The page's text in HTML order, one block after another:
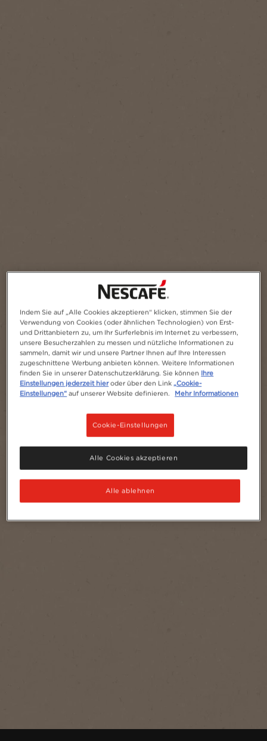
Indem Sie auf „Alle Cookies akzeptieren“ klicken, stimmen Sie der
Verwendung von Cookies (oder ähnlichen Technologien) von Erst-
und Drittanbietern zu, um Ihr Surferlebnis im Internet zu verbessern,
unsere Besucherzahlen zu messen und nützliche Informationen zu
sammeln, damit wir und unsere Partner Ihnen auf Ihre Interessen
zugeschnittene Werbung anbieten können. Weitere Informationen
finden Sie in unserer Datenschutzerklärung. Sie können Ihre
Einstellungen jederzeit hieroder über den Link „Cookie-
Einstellungen“ auf unserer Website definieren. Mehr Informationen
Cookie-Einstellungen
Alle ablehnen
Alle Cookies akzeptieren